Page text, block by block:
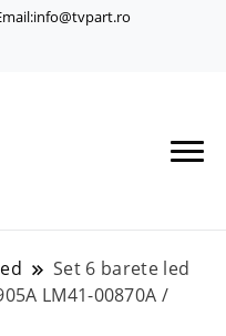
Set 6 barete led
LM41-00870A /